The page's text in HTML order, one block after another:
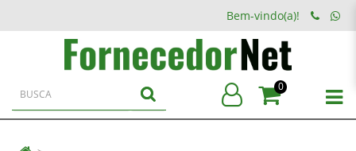
Bem-vindo(a)!
0